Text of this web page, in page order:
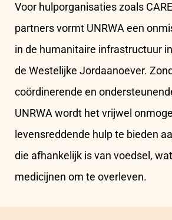
Voor hulporganisaties zoals
partners vormt UNRWA een
in de humanitaire infrastructuur
de Westelijke Jordaanoever.
coördinerende en
UNRWA wordt het vrijwel
levensreddende hulp te bieden
die afhankelijk is van voedsel,
medicijnen om te overleven.